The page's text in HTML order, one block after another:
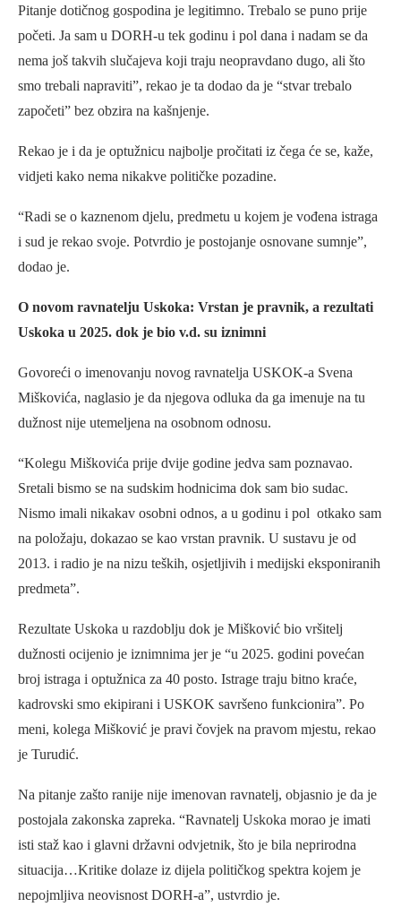
Pitanje dotičnog gospodina je legitimno. Trebalo se puno prije
početi. Ja sam u DORH-u tek godinu i pol dana i nadam se da
nema još takvih slučajeva koji traju neopravdano dugo, ali što
smo trebali napraviti”, rekao je ta dodao da je “stvar trebalo
započeti” bez obzira na kašnjenje.
Rekao je i da je optužnicu najbolje pročitati iz čega će se, kaže,
vidjeti kako nema nikakve političke pozadine.
“Radi se o kaznenom djelu, predmetu u kojem je vođena istraga
i sud je rekao svoje. Potvrdio je postojanje osnovane sumnje”,
dodao je.
O novom ravnatelju Uskoka: Vrstan je pravnik, a rezultati
Uskoka u 2025. dok je bio v.d. su iznimni
Govoreći o imenovanju novog ravnatelja USKOK-a Svena
Miškovića, naglasio je da njegova odluka da ga imenuje na tu
dužnost nije utemeljena na osobnom odnosu.
“Kolegu Miškovića prije dvije godine jedva sam poznavao.
Sretali bismo se na sudskim hodnicima dok sam bio sudac.
Nismo imali nikakav osobni odnos, a u godinu i pol otkako sam
na položaju, dokazao se kao vrstan pravnik. U sustavu je od
2013. i radio je na nizu teških, osjetljivih i medijski eksponiranih
predmeta”.
Rezultate Uskoka u razdoblju dok je Mišković bio vršitelj
dužnosti ocijenio je iznimnima jer je “u 2025. godini povećan
broj istraga i optužnica za 40 posto. Istrage traju bitno kraće,
kadrovski smo ekipirani i USKOK savršeno funkcionira”. Po
meni, kolega Mišković je pravi čovjek na pravom mjestu, rekao
je Turudić.
Na pitanje zašto ranije nije imenovan ravnatelj, objasnio je da je
postojala zakonska zapreka. “Ravnatelj Uskoka morao je imati
isti staž kao i glavni državni odvjetnik, što je bila neprirodna
situacija…Kritike dolaze iz dijela političkog spektra kojem je
nepojmljiva neovisnost DORH-a”, ustvrdio je.